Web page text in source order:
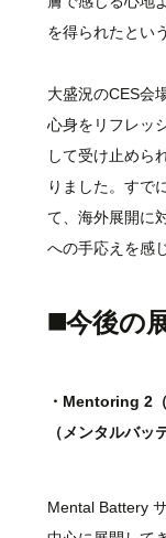
を得られたとい
大盛況のCES会
心身をリフレッ
して受け止めら
りました。すで
て、海外展開に
への手応えを感
◼️今後の
・Mentoring 2
（メンタルバッ
Mental Battery